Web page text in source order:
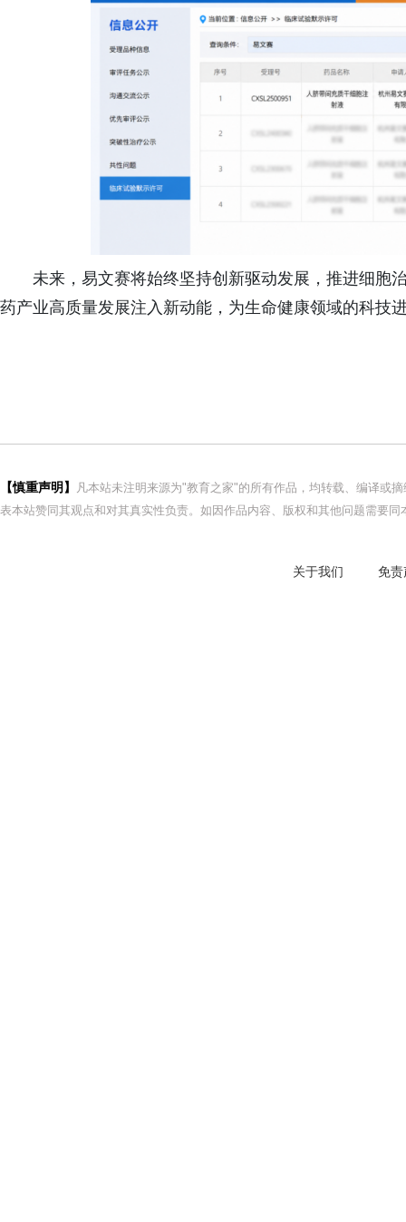
未来，易文赛将始终坚持创新驱动发展，推进细胞
药产业高质量发展注入新动能，为生命健康领域的科技
【慎重声明】
凡本站未注明来源为"教育之家"的所有作品，均转载、编译或
表本站赞同其观点和对其真实性负责。如因作品内容、版权和其他问题需要
关于我们 免责